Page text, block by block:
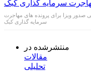
صدور ویزا برای پرونده های مهاجرت
سرمایه گذاری کبک
منتشرشده در
مقالات
تحلیلی